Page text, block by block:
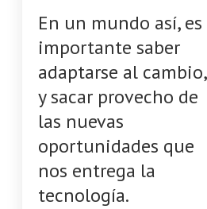
En un mundo así, es
importante saber
adaptarse al cambio,
y sacar provecho de
las nuevas
oportunidades que
nos entrega la
tecnología.